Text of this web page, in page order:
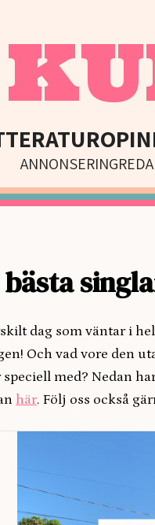
ANNONSERING
bästa
dag som väntar i
Och vad vore den
med? Nedan
här. Följ oss också